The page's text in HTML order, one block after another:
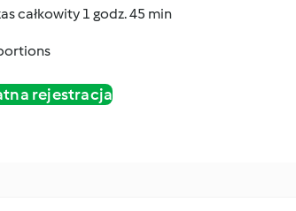
całkowity 1 godz. 45 min
rejestracja